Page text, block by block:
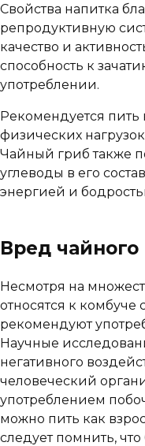
Свойства напитка
репродуктивную
качество и
способность к
употреблении.
Рекомендуется
физических
Чайный гриб также
углеводы в его
энергией и
Вред чайного
Несмотря на
относятся к
рекомендуют
Научные
негативного
человеческий
употреблением
можно пить как
следует помнить,